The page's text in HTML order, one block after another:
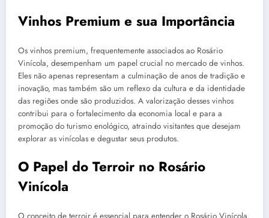
Vinhos Premium e sua Importância
Os vinhos premium, frequentemente associados ao Rosário
Vinícola, desempenham um papel crucial no mercado de vinhos.
Eles não apenas representam a culminação de anos de tradição e
inovação, mas também são um reflexo da cultura e da identidade
das regiões onde são produzidos. A valorização desses vinhos
contribui para o fortalecimento da economia local e para a
promoção do turismo enológico, atraindo visitantes que desejam
explorar as vinícolas e degustar seus produtos.
O Papel do Terroir no Rosário
Vinícola